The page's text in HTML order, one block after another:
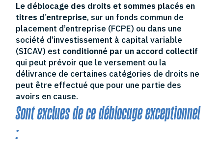
Le déblocage des droits et sommes placés en
titres d’entreprise, sur un fonds commun de
placement d’entreprise (FCPE) ou dans une
société d’investissement à capital variable
(SICAV) est conditionné par un accord collectif
qui peut prévoir que le versement ou la
délivrance de certaines catégories de droits ne
peut être effectué que pour une partie des
avoirs en cause.
Sont exclues de ce déblocage exceptionnel
: